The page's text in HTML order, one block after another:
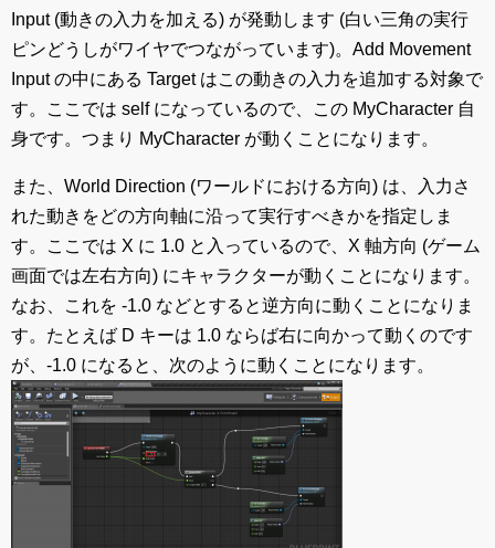
Input (動きの入力を加える) が発動します (白い三角の実行
ピンどうしがワイヤでつながっています)。Add Movement
Input の中にある Target はこの動きの入力を追加する対象で
す。ここでは self になっているので、この MyCharacter 自
身です。つまり MyCharacter が動くことになります。
また、World Direction (ワールドにおける方向) は、入力さ
れた動きをどの方向軸に沿って実行すべきかを指定しま
す。ここでは X に 1.0 と入っているので、X 軸方向 (ゲーム
画面では左右方向) にキャラクターが動くことになります。
なお、これを -1.0 などとすると逆方向に動くことになりま
す。たとえば D キーは 1.0 ならば右に向かって動くのです
が、-1.0 になると、次のように動くことになります。